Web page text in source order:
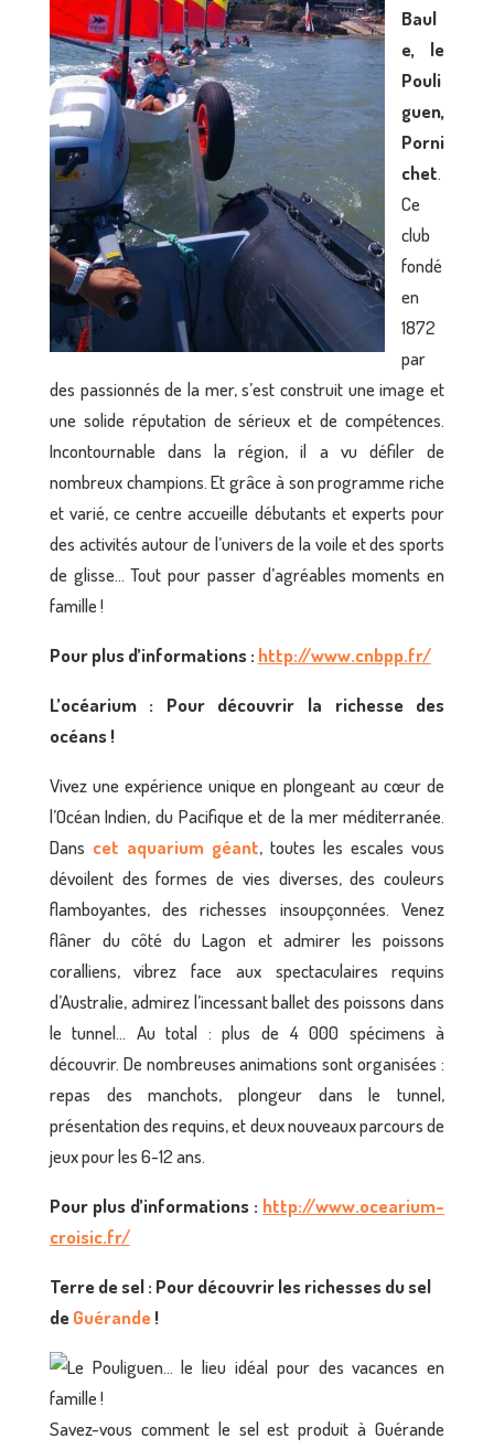
Baul
e, le
Pouli
guen,
Porni
chet.
Ce
club
fondé
en
1872
par
des passionnés de la mer, s’est construit une image et
une solide réputation de sérieux et de compétences.
Incontournable dans la région, il a vu défiler de
nombreux champions. Et grâce à son programme riche
et varié, ce centre accueille débutants et experts pour
des activités autour de l’univers de la voile et des sports
de glisse… Tout pour passer d’agréables moments en
famille !
Pour plus d’informations : http://www.cnbpp.fr/
L’océarium : Pour découvrir la richesse des
océans !
Vivez une expérience unique en plongeant au cœur de
l’Océan Indien, du Pacifique et de la mer méditerranée.
Dans cet aquarium géant, toutes les escales vous
dévoilent des formes de vies diverses, des couleurs
flamboyantes, des richesses insoupçonnées. Venez
flâner du côté du Lagon et admirer les poissons
coralliens, vibrez face aux spectaculaires requins
d’Australie, admirez l’incessant ballet des poissons dans
le tunnel… Au total : plus de 4 000 spécimens à
découvrir. De nombreuses animations sont organisées :
repas des manchots, plongeur dans le tunnel,
présentation des requins, et deux nouveaux parcours de
jeux pour les 6-12 ans.
Pourplus d’informations : http://www.ocearium-
croisic.fr/
Terre de sel : Pour découvrir les richesses du sel
deGuérande!
Savez-vous comment le sel est produit à Guérande